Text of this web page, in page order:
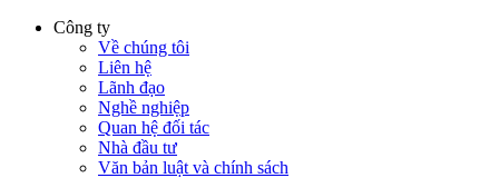
Công ty
Về chúng tôi
Liên hệ
Lãnh đạo
Nghề nghiệp
Quan hệ đối tác
Nhà đầu tư
Văn bản luật và chính sách